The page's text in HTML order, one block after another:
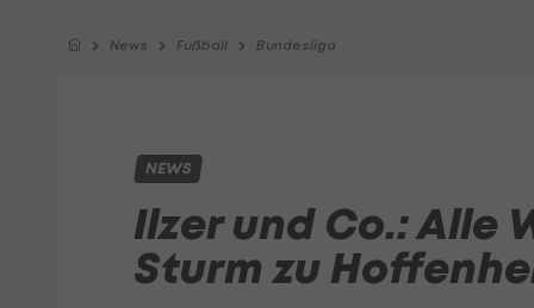
News Fußball Bundesliga
NEWS
Ilzer und Co.: Alle
Sturm zu